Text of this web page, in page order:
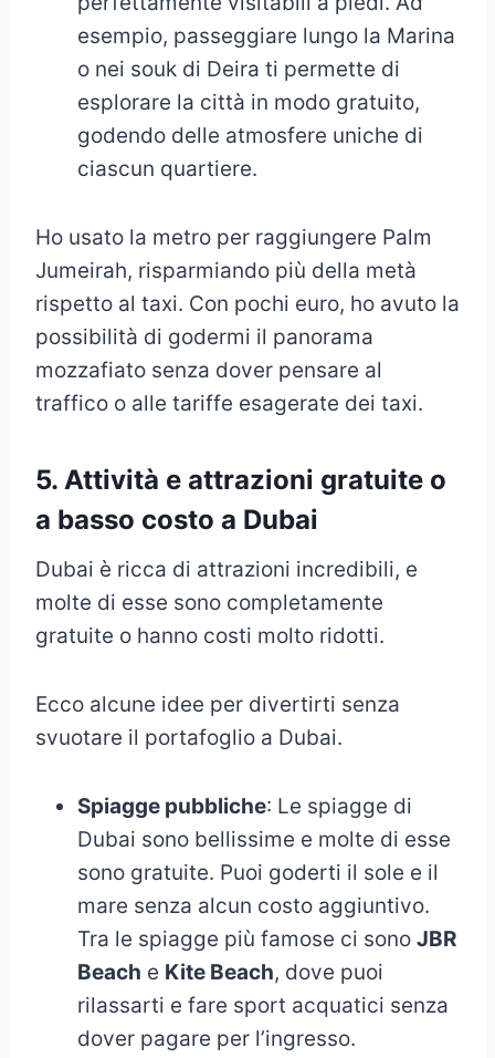
esempio, passeggiare lungo la Marina
o nei souk di Deira ti permette di
esplorare la città in modo gratuito,
godendo delle atmosfere uniche di
ciascun quartiere.
Ho usato la metro per raggiungere Palm
Jumeirah, risparmiando più della metà
rispetto al taxi. Con pochi euro, ho avuto la
possibilità di godermi il panorama
mozzafiato senza dover pensare al
traffico o alle tariffe esagerate dei taxi.
5. Attività e attrazioni gratuite o
a basso costo a Dubai
Dubai è ricca di attrazioni incredibili, e
molte di esse sono completamente
gratuite o hanno costi molto ridotti.
Ecco alcune idee per divertirti senza
svuotare il portafoglio a Dubai.
Spiagge pubbliche: Le spiagge di
Dubai sono bellissime e molte di esse
sono gratuite. Puoi goderti il sole e il
mare senza alcun costo aggiuntivo.
Tra le spiagge più famose ci sono JBR
Beach e Kite Beach, dove puoi
rilassarti e fare sport acquatici senza
dover pagare per l’ingresso.